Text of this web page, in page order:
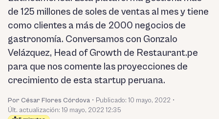
de 125 millones de soles de ventas al mes y tiene
como clientes a más de 2000 negocios de
gastronomía. Conversamos con Gonzalo
Velázquez, Head of Growth de Restaurant.pe
para que nos comente las proyecciones de
crecimiento de esta startup peruana.
Por César Flores Córdova • Publicado: 10 mayo, 2022 •
Últ. actualización: 19 mayo, 2022 12:35